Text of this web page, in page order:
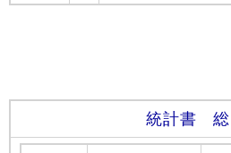
統計書 総